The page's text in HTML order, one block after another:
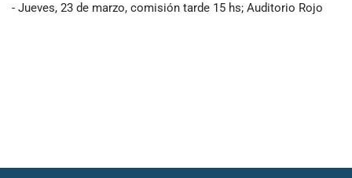
- Jueves, 23 de marzo, comisión tarde 15 hs; Auditorio Rojo